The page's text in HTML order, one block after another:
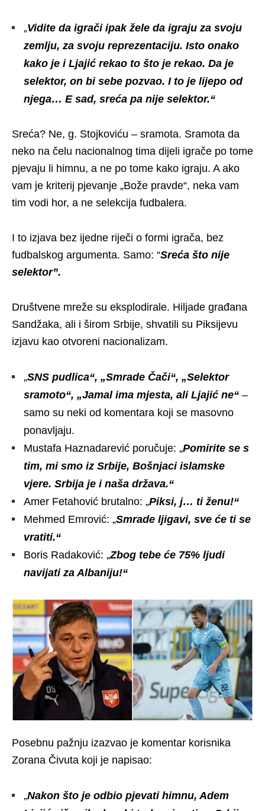
„Vidite da igrači ipak žele da igraju za svoju
zemlju, za svoju reprezentaciju. Isto onako
kako je i Ljajić rekao to što je rekao. Da je
selektor, on bi sebe pozvao. I to je lijepo od
njega… E sad, sreća pa nije selektor.“
Sreća? Ne, g. Stojkoviću – sramota. Sramota da
neko na čelu nacionalnog tima dijeli igrače po tome
pjevaju li himnu, a ne po tome kako igraju. A ako
vam je kriterij pjevanje „Bože pravde“, neka vam
tim vodi hor, a ne selekcija fudbalera.
I to izjava bez ijedne riječi o formi igrača, bez
fudbalskog argumenta. Samo: “Sreća što nije
selektor”.
Društvene mreže su eksplodirale. Hiljade građana
Sandžaka, ali i širom Srbije, shvatili su Piksijevu
izjavu kao otvoreni nacionalizam.
„SNS pudlica“, „Smrade Čači“, „Selektor
sramoto“, „Jamal ima mjesta, ali Ljajić ne“ –
samo su neki od komentara koji se masovno
ponavljaju.
Mustafa Haznadarević poručuje: „Pomirite se s
tim, mi smo iz Srbije, Bošnjaci islamske
vjere. Srbija je i naša država.“
Amer Fetahović brutalno: „Piksi, j… ti ženu!“
Mehmed Emrović: „Smrade ljigavi, sve će ti se
vratiti.“
Boris Radaković: „Zbog tebe će 75% ljudi
navijati za Albaniju!“
Posebnu pažnju izazvao je komentar korisnika
Zorana Čivuta koji je napisao:
„Nakon što je odbio pjevati himnu, Adem